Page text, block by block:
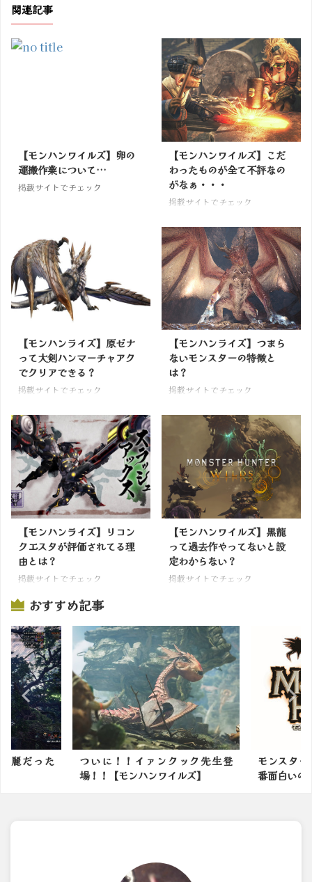
関連記事
【モンハンワイルズ】卵の
運搬作業について…
掲載サイトでチェック
【モンハンワイルズ】こだ
わったものが全て不評なの
がなぁ・・・
掲載サイトでチェック
【モンハンライズ】原ゼナ
って大剣ハンマーチャアク
でクリアできる？
掲載サイトでチェック
【モンハンライズ】つまら
ないモンスターの特徴と
は？
掲載サイトでチェック
【モンハンライズ】リコン
クエスタが評価されてる理
由とは？
掲載サイトでチェック
【モンハンワイルズ】黒龍
って過去作やってないと設
定わからない？
掲載サイトでチェック
おすすめ記事
ク先生登
モンスターハンターシリーズで一
番面白いのってなに？
モンハン
なモンスタ